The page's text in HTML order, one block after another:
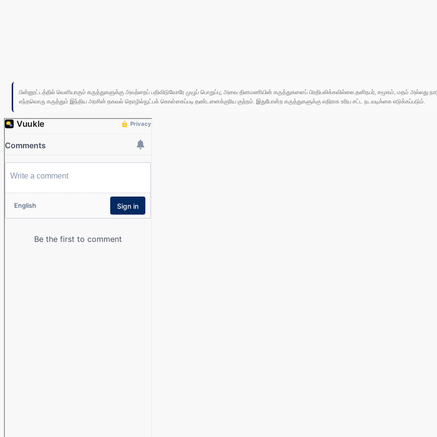
பின்னூட்டத்தில் வெளியாகும் கருத்துகளுக்கு அவற்றைப் பதிவிடுவோரே முழுப் பொறுப்பு; அவை தினமணியின் கருத்துகளைப் பிரதிபலிக்கவில்லை.தனிநபர், சமூகம், மதம் அல்லது
எந்தவொரு கருத்தும் இந்திய அரசின் தகவல் தொழில்நுட்பக் கொள்கைப்படி தண்டனைக்குரிய குற்றம். இதுபோன்ற கருத்துகளுக்கு எதிராக உரிய சட்ட நடவடிக்கை எடுக்கப்படும்.